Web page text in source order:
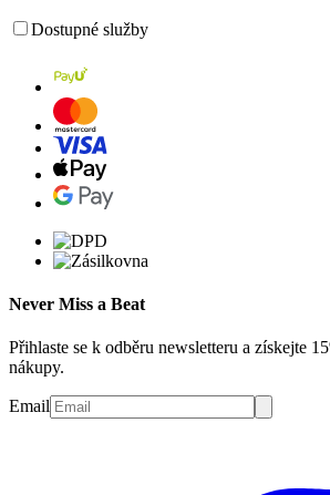
Dostupné služby
Never Miss a Beat
Přihlaste se k odběru newsletteru a získejte
nákupy.
Email